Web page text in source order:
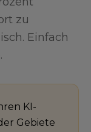
zu
Einfach
KI-
Gebiete